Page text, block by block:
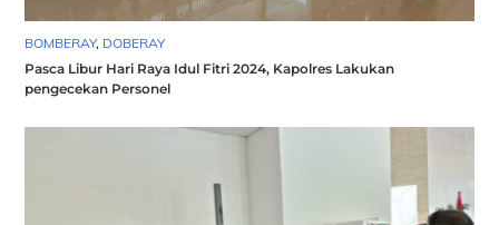
BOMBERAY, DOBERAY
Pasca Libur Hari Raya Idul Fitri 2024, Kapolres Lakukan
pengecekan Personel